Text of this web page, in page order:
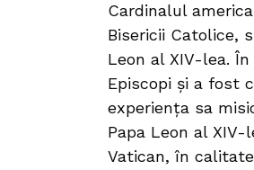
Cardinalul
Bisericii Catolice,
Leon al XIV-lea.
Episcopi și a fost
experiența sa
Papa Leon al
Vatican, în